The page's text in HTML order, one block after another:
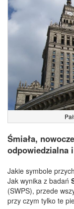
Śmiała,
odpowiedzialna
Jakie symbole
Jak wynika z badań
(SWPS), przede
przy czym tylko te